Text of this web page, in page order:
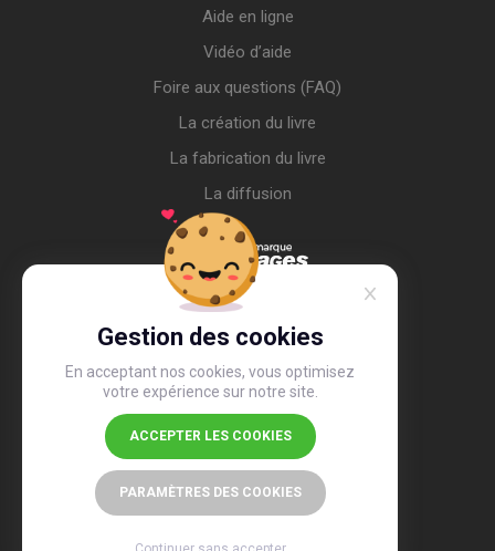
Gestion des cookies
En acceptant nos cookies, vous optimisez
votre expérience sur notre site.
ACCEPTER LES COOKIES
PARAMÈTRES DES COOKIES
Aide en ligne
Vidéo d’aide
Foire aux questions (FAQ)
La création du livre
La fabrication du livre
La diffusion
4,4